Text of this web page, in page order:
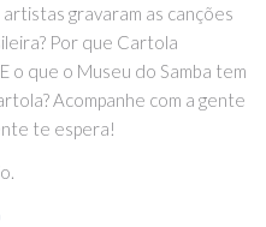
gravaram as canções
Por que Cartola
o que o Museu do Samba tem
Acompanhe com a gente
te espera!